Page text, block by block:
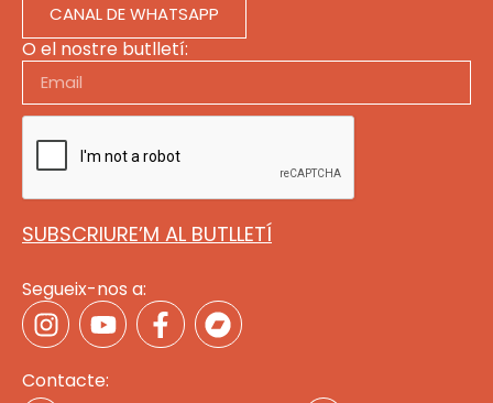
CANAL DE WHATSAPP
O el nostre butlletí:
SUBSCRIURE’M AL BUTLLETÍ
Segueix-nos a:
Contacte: